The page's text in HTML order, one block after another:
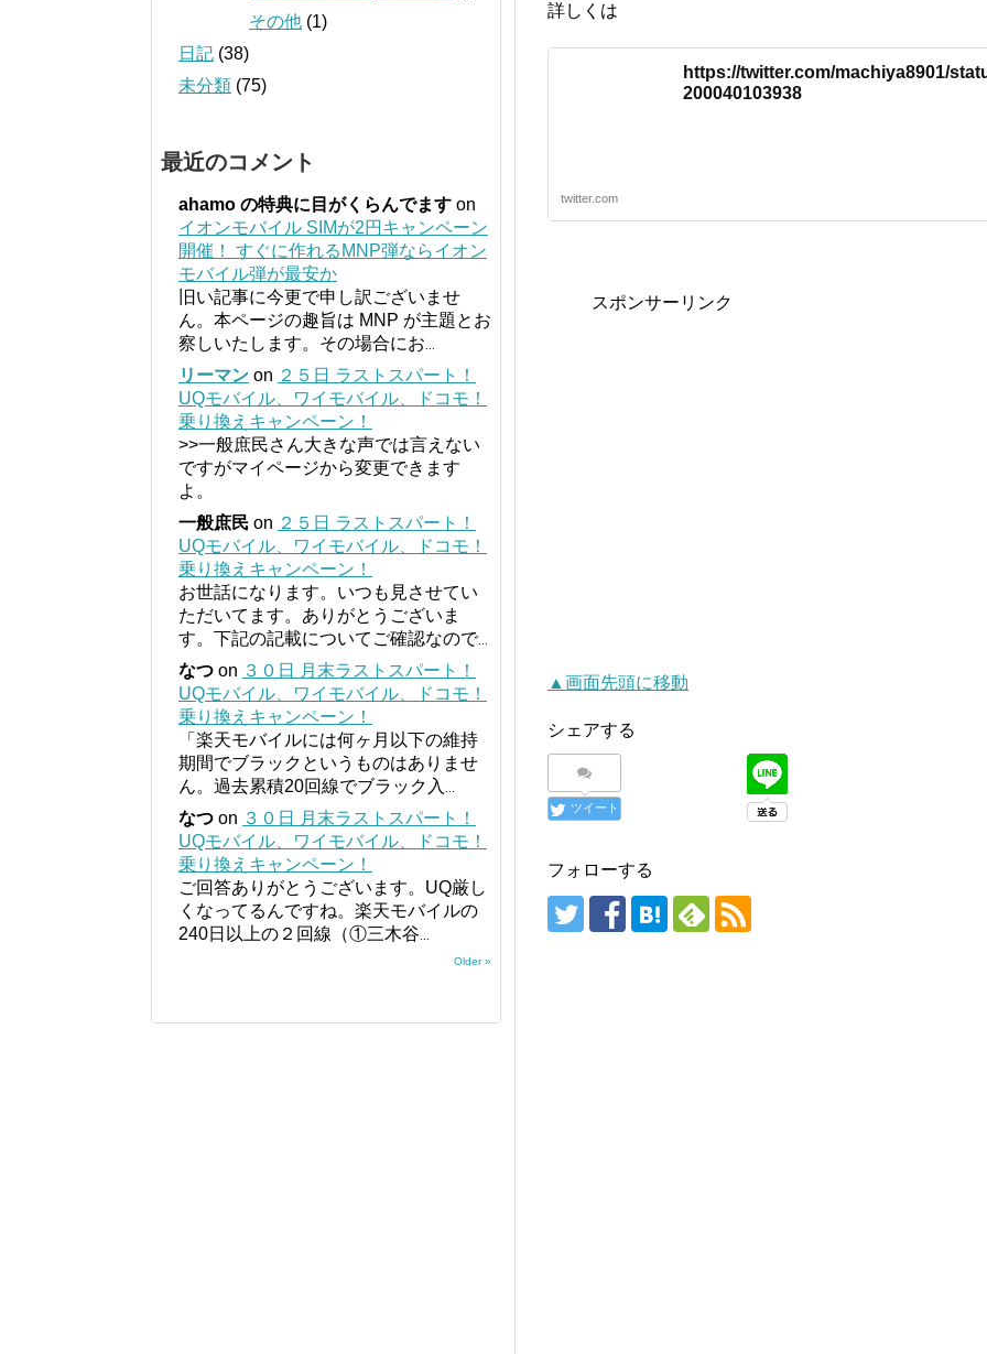
詳しくは
https://twitter.com/machiya8901/
200040103938
twitter.com
スポンサーリンク
▲画面先頭に移動
シェアする
ツイート
フォローする
その他 (1)
日記 (38)
未分類 (75)
最近のコメント
ahamo の特典に目がくらんでます on
イオンモバイル SIMが2円キャンペーン
開催！ すぐに作れるMNP弾ならイオン
モバイル弾が最安か
旧い記事に今更で申し訳ございませ
ん。本ページの趣旨は MNP が主題とお
察しいたします。その場合にお
リーマン on ２５日 ラストスパート！
UQモバイル、ワイモバイル、ドコモ！
乗り換えキャンペーン！
>>一般庶民さん大きな声では言えない
ですがマイページから変更できます
よ。
一般庶民 on ２５日 ラストスパート！
UQモバイル、ワイモバイル、ドコモ！
乗り換えキャンペーン！
お世話になります。いつも見させてい
ただいてます。ありがとうございま
す。下記の記載についてご確認なので...
なつ on ３０日 月末ラストスパート！
UQモバイル、ワイモバイル、ドコモ！
乗り換えキャンペーン！
「楽天モバイルには何ヶ月以下の維持
期間でブラックというものはありませ
ん。過去累積20回線でブラック入
なつ on ３０日 月末ラストスパート！
UQモバイル、ワイモバイル、ドコモ！
乗り換えキャンペーン！
ご回答ありがとうございます。UQ厳し
くなってるんですね。楽天モバイルの
240日以上の２回線（①三木谷
Older »